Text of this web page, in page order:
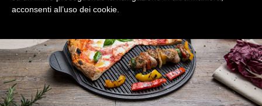
acconsenti all’uso dei cookie.